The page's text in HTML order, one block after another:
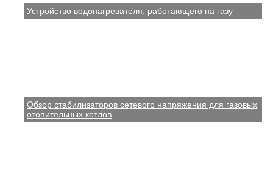
Устройство водонагревателя, работающего на газу
Обзор стабилизаторов сетевого напряжения для газовых
отопительных котлов